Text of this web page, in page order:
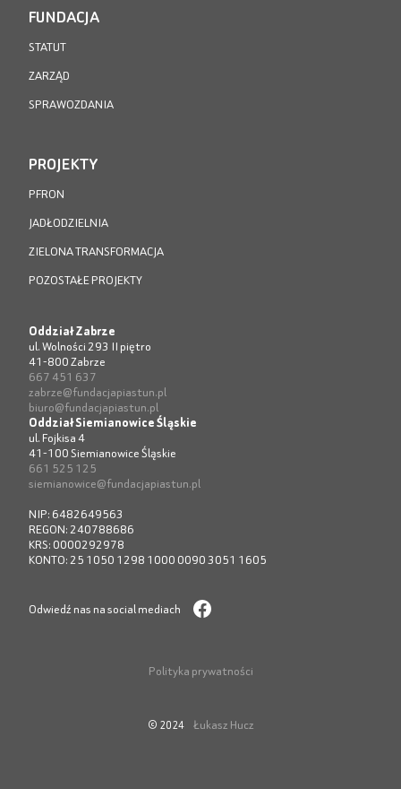
FUNDACJA
STATUT
ZARZĄD
SPRAWOZDANIA
PROJEKTY
PFRON
JADŁODZIELNIA
ZIELONA TRANSFORMACJA
POZOSTAŁE PROJEKTY
Oddział Zabrze
ul. Wolności 293 II piętro
41-800 Zabrze
667 451 637
zabrze@fundacjapiastun.pl
biuro@fundacjapiastun.pl
Oddział Siemianowice Śląskie
ul. Fojkisa 4
41-100 Siemianowice Śląskie
661 525 125
siemianowice@fundacjapiastun.pl
NIP: 6482649563
REGON: 240788686
KRS: 0000292978
KONTO: 25 1050 1298 1000 0090 3051 1605
Odwiedź nas na social mediach
© 2024 Łukasz Hucz
Polityka prywatności